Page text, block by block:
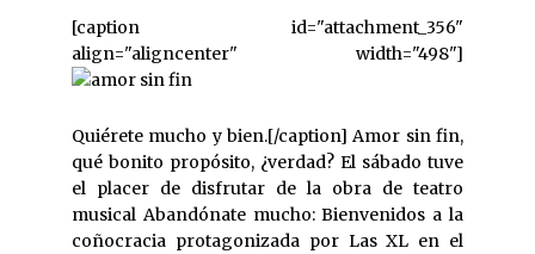
[caption id="attachment_356"
align="aligncenter" width="498"]
Quiérete mucho y bien.[/caption] Amor sin fin,
qué bonito propósito, ¿verdad? El sábado tuve
el placer de disfrutar de la obra de teatro
musical Abandónate mucho: Bienvenidos a la
coñocracia protagonizada por Las XL en el